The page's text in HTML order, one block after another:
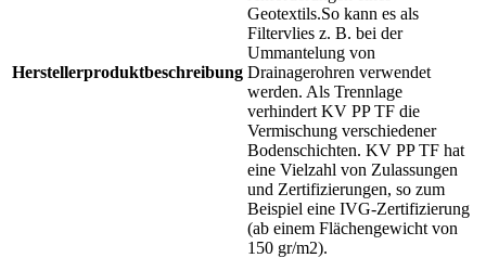
Herstellerproduktbeschreibung
Geotextils.So kann es als
Filtervlies z. B. bei der
Ummantelung von
Drainagerohren verwendet
werden. Als Trennlage
verhindert KV PP TF die
Vermischung verschiedener
Bodenschichten. KV PP TF hat
eine Vielzahl von Zulassungen
und Zertifizierungen, so zum
Beispiel eine IVG-Zertifizierung
(ab einem Flächengewicht von
150 gr/m2).